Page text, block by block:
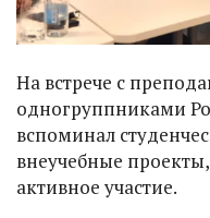
На встрече с
одногруппниками
вспоминал
внеучебные
активное участие.